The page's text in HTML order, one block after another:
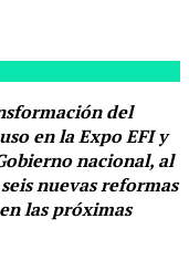
del
en la Expo EFI y
nacional, al
nuevas reformas
las próximas